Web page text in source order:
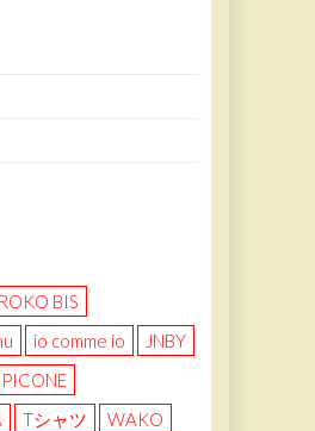
BIS
io comme io
JNBY
PICONE
Tシャツ
WAKO